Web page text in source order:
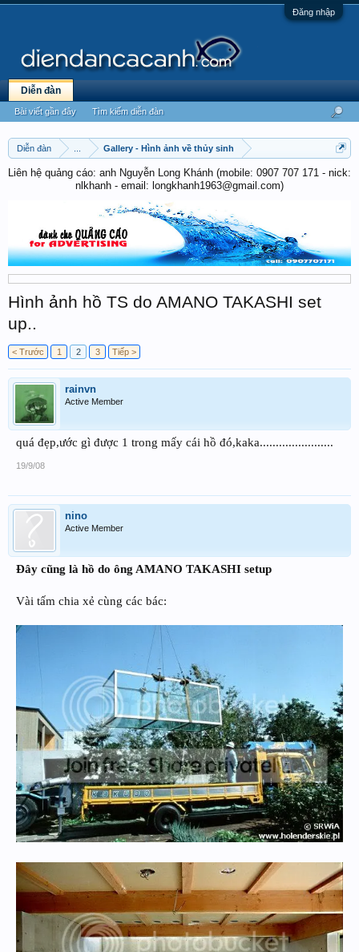
Đăng nhập
Diễn đàn Gallery - Hình ảnh về thủy sinh
Liên hệ quảng cáo: anh Nguyễn Long Khánh (mobile: 0907 707 171 - nick:
nlkhanh - email: longkhanh1963@gmail.com)
Hình ảnh hồ TS do AMANO TAKASHI set
up..
< Trước 1 2 3 Tiếp >
rainvn
Active Member
quá đẹp,ước gì được 1 trong mấy cái hồ đó,kaka.......................
19/9/08
nino
Active Member
Đây cũng là hồ do ông AMANO TAKASHI setup
Vài tấm chia xẻ cùng các bác:
Diễn đàn
Bài viết gần đây Tìm kiếm diễn đàn